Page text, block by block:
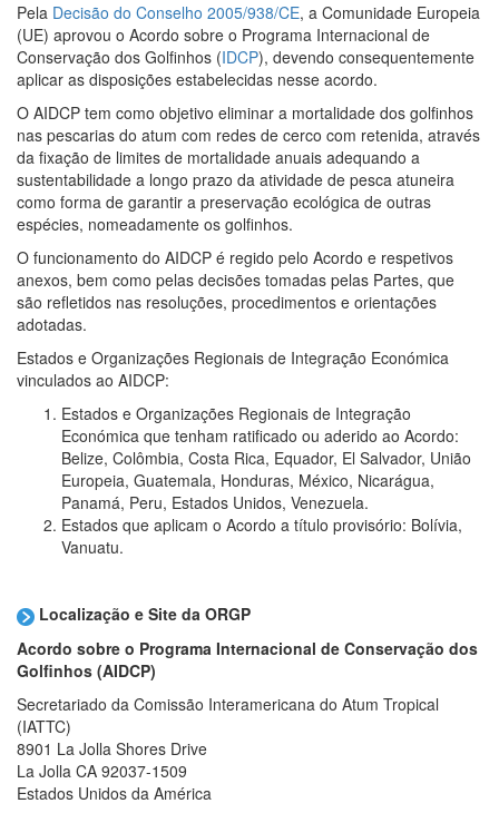
Pela Decisão do Conselho 2005/938/CE, a Comunidade Europeia
(UE) aprovou o Acordo sobre o Programa Internacional de
Conservação dos Golfinhos (IDCP), devendo consequentemente
aplicar as disposições estabelecidas nesse acordo.
O AIDCP tem como objetivo eliminar a mortalidade dos golfinhos
nas pescarias do atum com redes de cerco com retenida, através
da fixação de limites de mortalidade anuais adequando a
sustentabilidade a longo prazo da atividade de pesca atuneira
como forma de garantir a preservação ecológica de outras
espécies, nomeadamente os golfinhos.
O funcionamento do AIDCP é regido pelo Acordo e respetivos
anexos, bem como pelas decisões tomadas pelas Partes, que
são refletidos nas resoluções, procedimentos e orientações
adotadas.
Estados e Organizações Regionais de Integração Económica
vinculados ao AIDCP:
Estados e Organizações Regionais de Integração
Económica que tenham ratificado ou aderido ao Acordo:
Belize, Colômbia, Costa Rica, Equador, El Salvador, União
Europeia, Guatemala, Honduras, México, Nicarágua,
Panamá, Peru, Estados Unidos, Venezuela.
Estados que aplicam o Acordo a título provisório: Bolívia,
Vanuatu.
Localização e Site da ORGP
Acordo sobre o Programa Internacional de Conservação dos
Golfinhos (AIDCP)
Secretariado da Comissão Interamericana do Atum Tropical
(IATTC)
8901 La Jolla Shores Drive
La Jolla CA 92037-1509
Estados Unidos da América